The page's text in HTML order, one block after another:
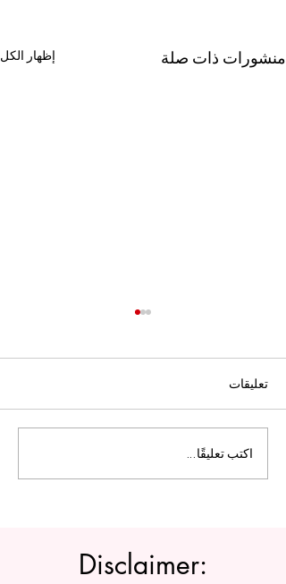
منشورات ذات صلة إظهار الكل
الجامعة السويسرية الدولية
تفتح أبواب التسجيل بعد
تعليقات
اكتب تعليقًا...
Disclaimer: